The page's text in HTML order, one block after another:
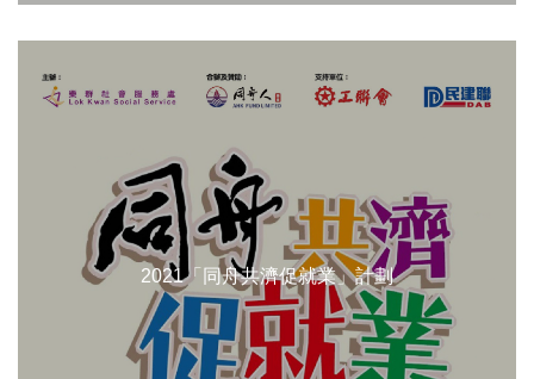
2021「同舟共濟促就業」計劃